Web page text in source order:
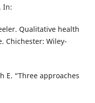
In:
Qualitative health
Chichester: Wiley-
E. “Three approaches